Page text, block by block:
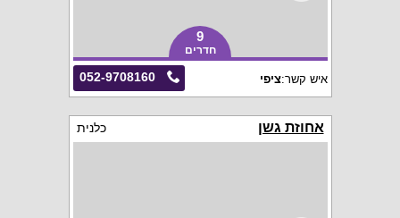
9
חדרים
052-9708160 איש קשר:ציפי
אחוזת גשן כלנית